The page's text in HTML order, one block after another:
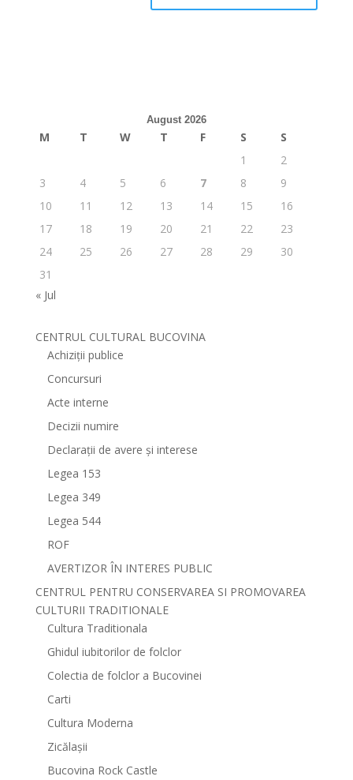
August 2026
M T W T F S
S
1
2
3
4 5 6 7 8
9
10
11 12 13 14 15
16
17
18 19 20 21 22
23
24
25 26 27 28 29
30
31
« Jul
CENTRUL CULTURAL BUCOVINA
Achiziții publice
Concursuri
Acte interne
Decizii numire
Declarații de avere și interese
Legea 153
Legea 349
Legea 544
ROF
AVERTIZOR ÎN INTERES PUBLIC
CENTRUL PENTRU CONSERVAREA SI PROMOVAREA
CULTURII TRADITIONALE
Cultura Traditionala
Ghidul iubitorilor de folclor
Colectia de folclor a Bucovinei
Carti
Cultura Moderna
Zicălașii
Bucovina Rock Castle